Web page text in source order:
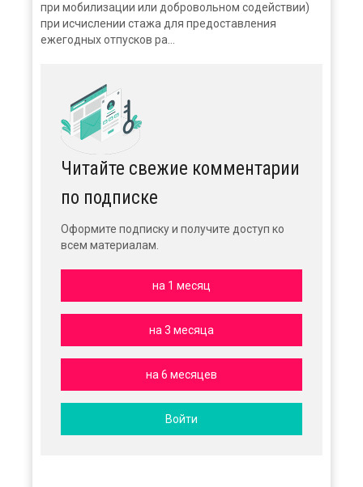
при мобилизации или добровольном содействии)
при исчислении стажа для предоставления
ежегодных отпусков ра...
Читайте свежие комментарии
по подписке
Оформите подписку и получите доступ ко
всем материалам.
на 1 месяц
на 3 месяца
на 6 месяцев
Войти